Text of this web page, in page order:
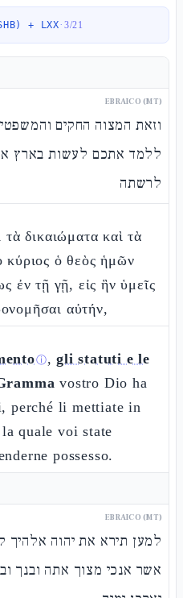
+ LXX· 3/21
EBRAICO (MT)
וזאת המצוה החקים
ללמד אתכם לעשות בארץ
לרשתה
τὰ δικαιώματα καὶ τὰ
κύριος ὁ θεὸς ἡμῶν
ἐν τῇ γῇ, εἰς ἣν ὑμεῖς
αὐτήν,
ⓘ,gli statuti e le
vostro Dio ha
perché li mettiate in
quale voi state
possesso.
EBRAICO (MT)
למען תירא את יהוה אלהיך
אשר אנכי מצוך אתה ובנך